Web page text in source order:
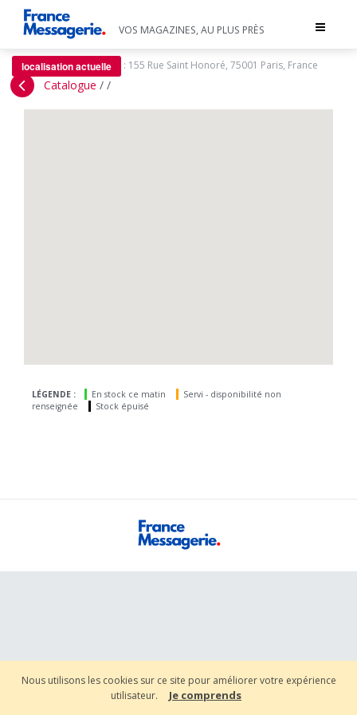
Nous utilisons les cookies sur ce site pour améliorer votre expérience
utilisateur.
Je comprends
Toggle
VOS MAGAZINES, AU PLUS PRÈS
localisation actuelle : 155 Rue Saint Honoré, 75001 Paris, France
Catalogue / /
LÉGENDE : En stock ce matin
Servi - disponibilité non
renseignée
Stock épuisé